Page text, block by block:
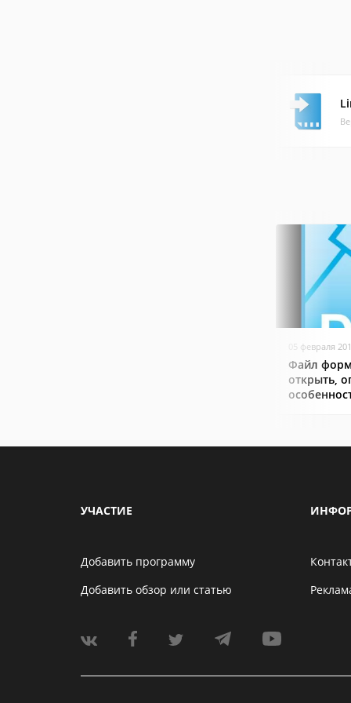
05 февраля
Файл
открыть,
УЧАСТИЕ
Добавить программу
Добавить обзор или статью